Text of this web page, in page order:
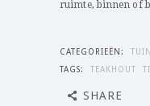
ruimte, binnen of
CATEGORIEËN:
TAGS:
TEAKHOUT
SHARE